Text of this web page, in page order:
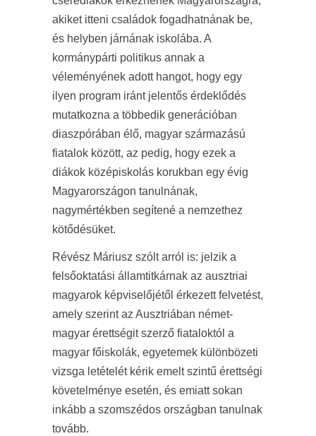
akiket itteni családok fogadhatnának be,
és helyben járnának iskolába. A
kormánypárti politikus annak a
véleményének adott hangot, hogy egy
ilyen program iránt jelentős érdeklődés
mutatkozna a többedik generációban
diaszpórában élő, magyar származású
fiatalok között, az pedig, hogy ezek a
diákok középiskolás korukban egy évig
Magyarországon tanulnának,
nagymértékben segítené a nemzethez
kötődésüket.
Révész Máriusz szólt arról is: jelzik a
felsőoktatási államtitkárnak az ausztriai
magyarok képviselőjétől érkezett felvetést,
amely szerint az Ausztriában német-
magyar érettségit szerző fiataloktól a
magyar főiskolák, egyetemek különbözeti
vizsga letételét kérik emelt szintű érettségi
követelménye esetén, és emiatt sokan
inkább a szomszédos országban tanulnak
tovább.